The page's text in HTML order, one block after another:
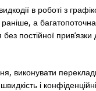
в роботі з
а
постійної прив’язки
виконувати
і